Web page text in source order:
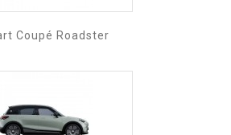
Coupé Roadster